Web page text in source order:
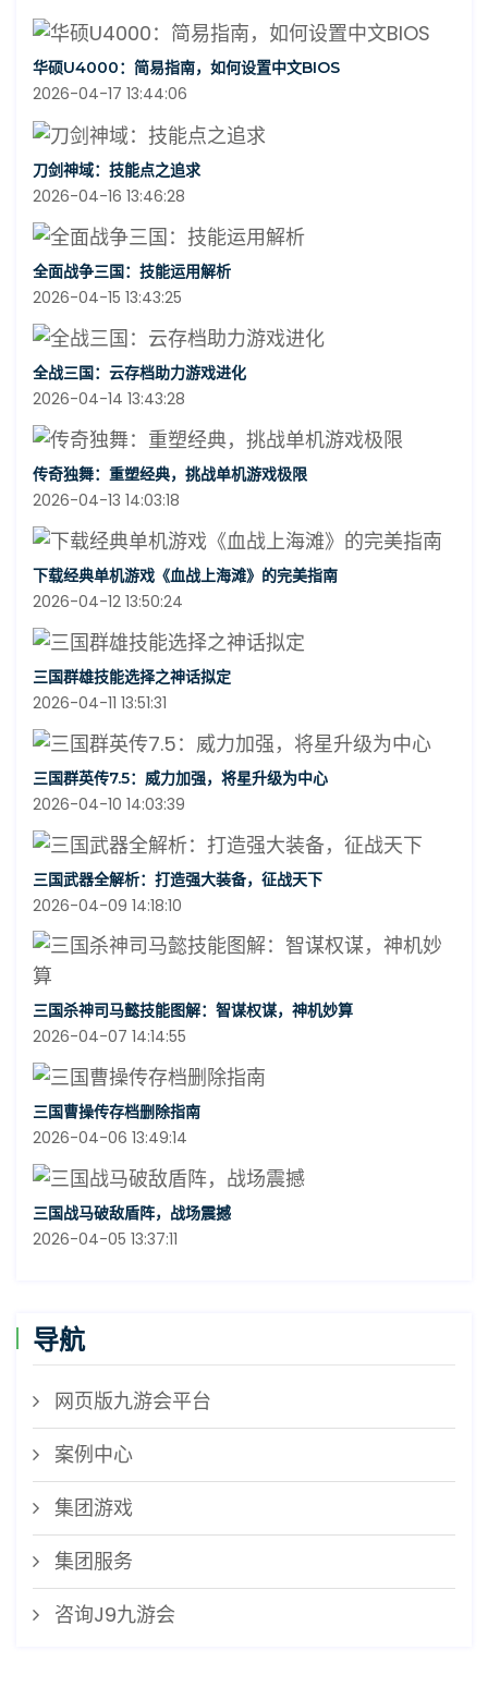
华硕U4000：简易指南，如何设置中文BIOS
2026-04-17 13:44:06
刀剑神域：技能点之追求
2026-04-16 13:46:28
全面战争三国：技能运用解析
2026-04-15 13:43:25
全战三国：云存档助力游戏进化
2026-04-14 13:43:28
传奇独舞：重塑经典，挑战单机游戏极限
2026-04-13 14:03:18
下载经典单机游戏《血战上海滩》的完美指南
2026-04-12 13:50:24
三国群雄技能选择之神话拟定
2026-04-11 13:51:31
三国群英传7.5：威力加强，将星升级为中心
2026-04-10 14:03:39
三国武器全解析：打造强大装备，征战天下
2026-04-09 14:18:10
三国杀神司马懿技能图解：智谋权谋，神机妙算
2026-04-07 14:14:55
三国曹操传存档删除指南
2026-04-06 13:49:14
三国战马破敌盾阵，战场震撼
2026-04-05 13:37:11
导航
网页版九游会平台
案例中心
集团游戏
集团服务
咨询J9九游会